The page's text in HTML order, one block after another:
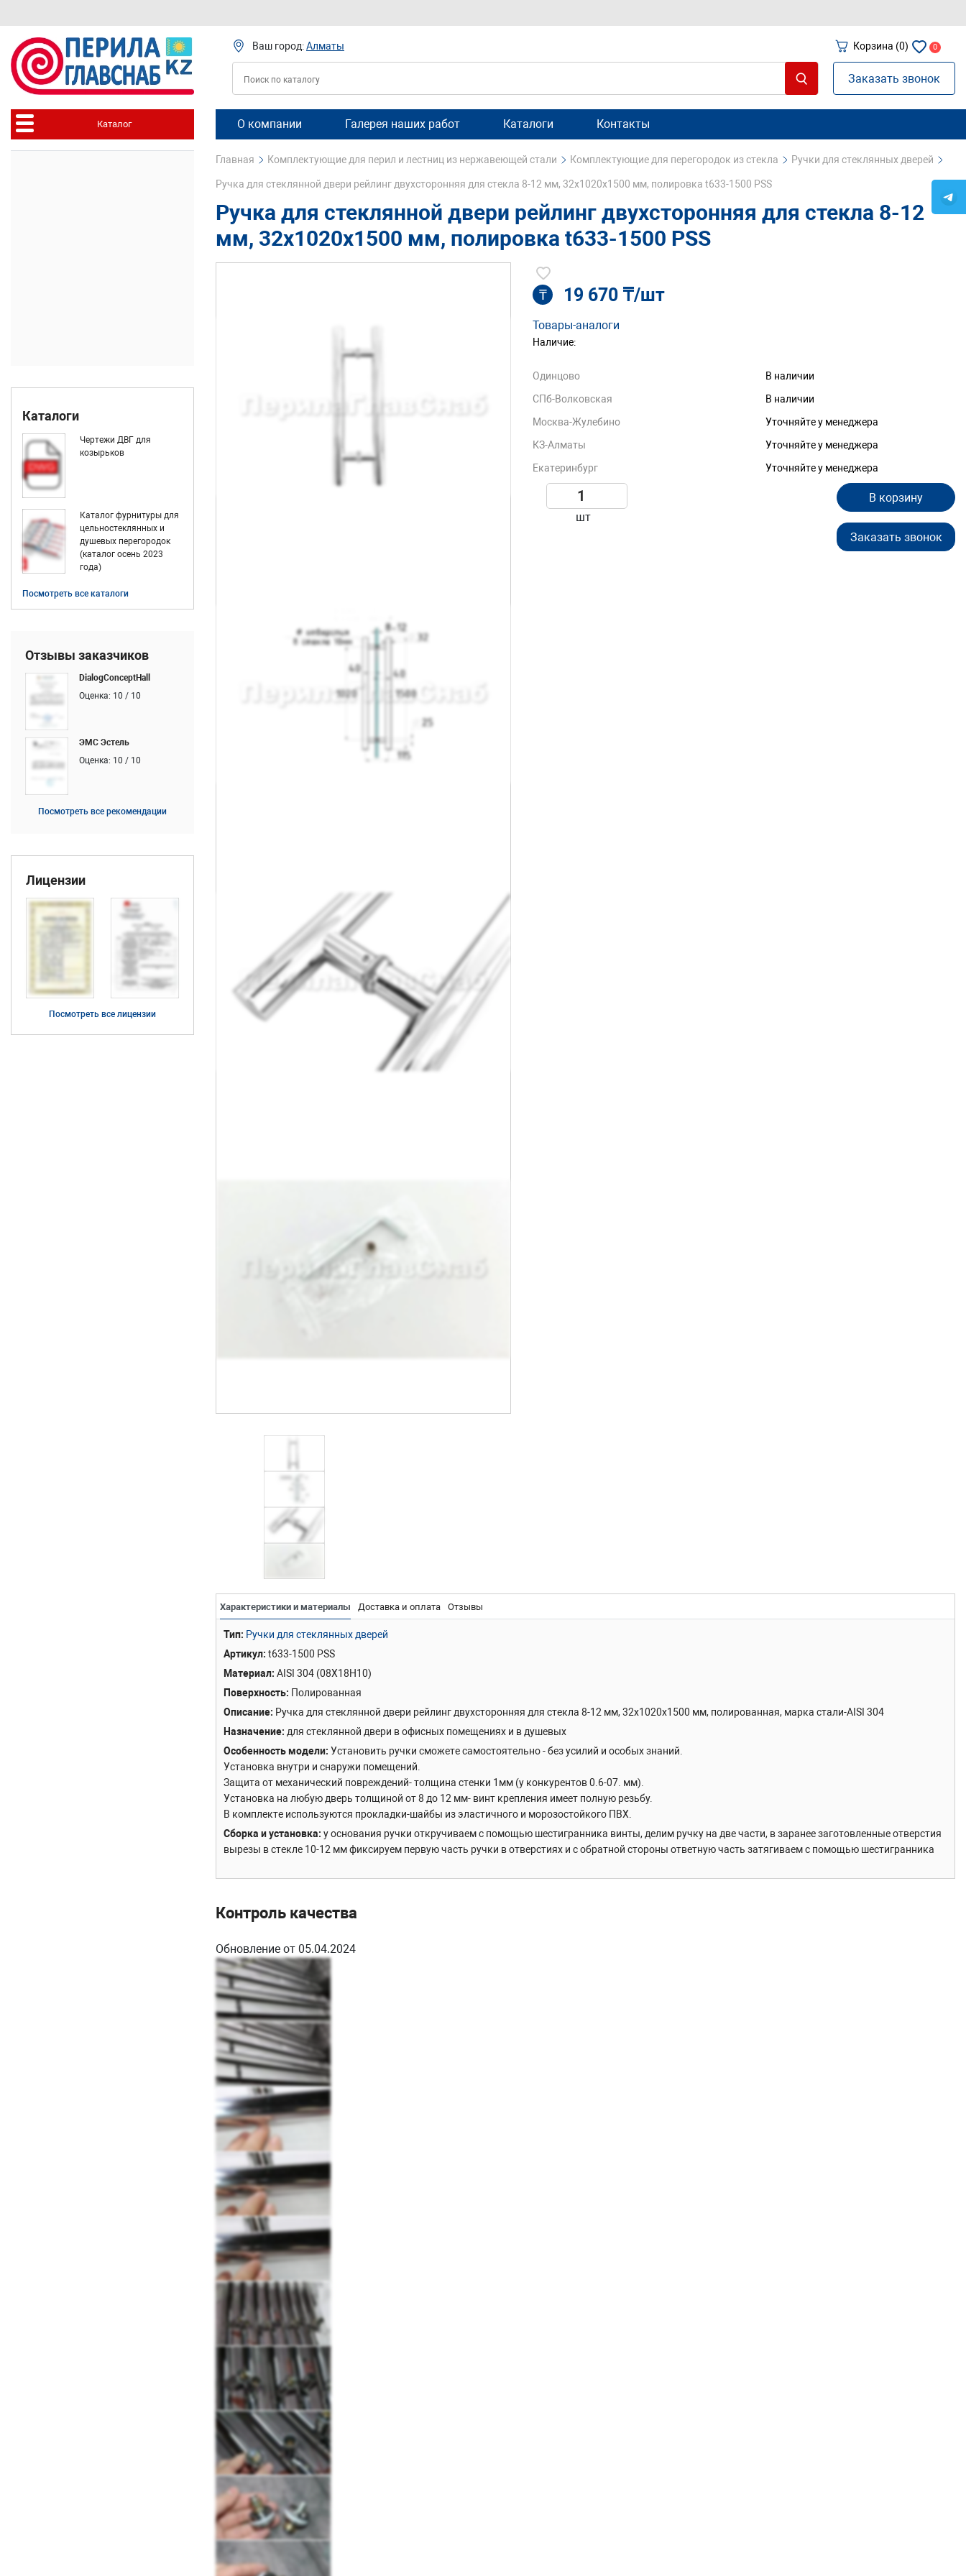
Ваш город:Алматы Корзина (0) 0
Заказать звонок
Каталог
Каталоги
Чертежи ДВГ для
козырьков
Каталог фурнитуры для
цельностеклянных и
душевых перегородок
(каталог осень 2023
года)
Посмотреть все каталоги
Отзывы заказчиков
DialogConceptHall
Оценка: 10 / 10
ЭМС Эстель
Оценка: 10 / 10
Посмотреть все рекомендации
Лицензии
Посмотреть все лицензии
О компании Галерея наших работ Каталоги Контакты
Главная Комплектующие для перил и лестниц из нержавеющей стали Комплектующие для перегородок из стекла Ручки для стеклянных дверей
Ручка для стеклянной двери рейлинг двухсторонняя для стекла 8-12 мм, 32х1020х1500 мм, полировка t633-1500 PSS
Ручка для стеклянной двери рейлинг двухсторонняя для стекла 8-12
мм, 32х1020х1500 мм, полировка t633-1500 PSS
₸ 19 670 ₸/шт
Товары-аналоги
Наличие:
Одинцово
В наличии
СПб-Волковская
В наличии
Москва-Жулебино
Уточняйте у менеджера
КЗ-Алматы
Уточняйте у менеджера
Екатеринбург
Уточняйте у менеджера
шт
В корзину
Заказать звонок
Характеристики и материалы Доставка и оплата Отзывы
Тип Ручки для стеклянных дверей
Артикул t633-1500 PSS
Материал AISI 304 (08Х18Н10)
Поверхность Полированная
Описание Ручка для стеклянной двери рейлинг двухсторонняя для стекла 8-12 мм, 32х1020х1500 мм, полированная, марка стали-AISI 304
Назначение для стеклянной двери в офисных помещениях и в душевых
Особенность модели Установить ручки сможете самостоятельно - без усилий и особых знаний.
Установка внутри и снаружи помещений.
Защита от механический повреждений- толщина стенки 1мм (у конкурентов 0.6-07. мм).
Установка на любую дверь толщиной от 8 до 12 мм- винт крепления имеет полную резьбу.
В комплекте используются прокладки-шайбы из эластичного и морозостойкого ПВХ.
Сборка и установка у основания ручки откручиваем с помощью шестигранника винты, делим ручку на две части, в заранее заготовленные отверстия
вырезы в стекле 10-12 мм фиксируем первую часть ручки в отверстиях и с обратной стороны ответную часть затягиваем с помощью шестигранника
Контроль качества
Обновление от 05.04.2024